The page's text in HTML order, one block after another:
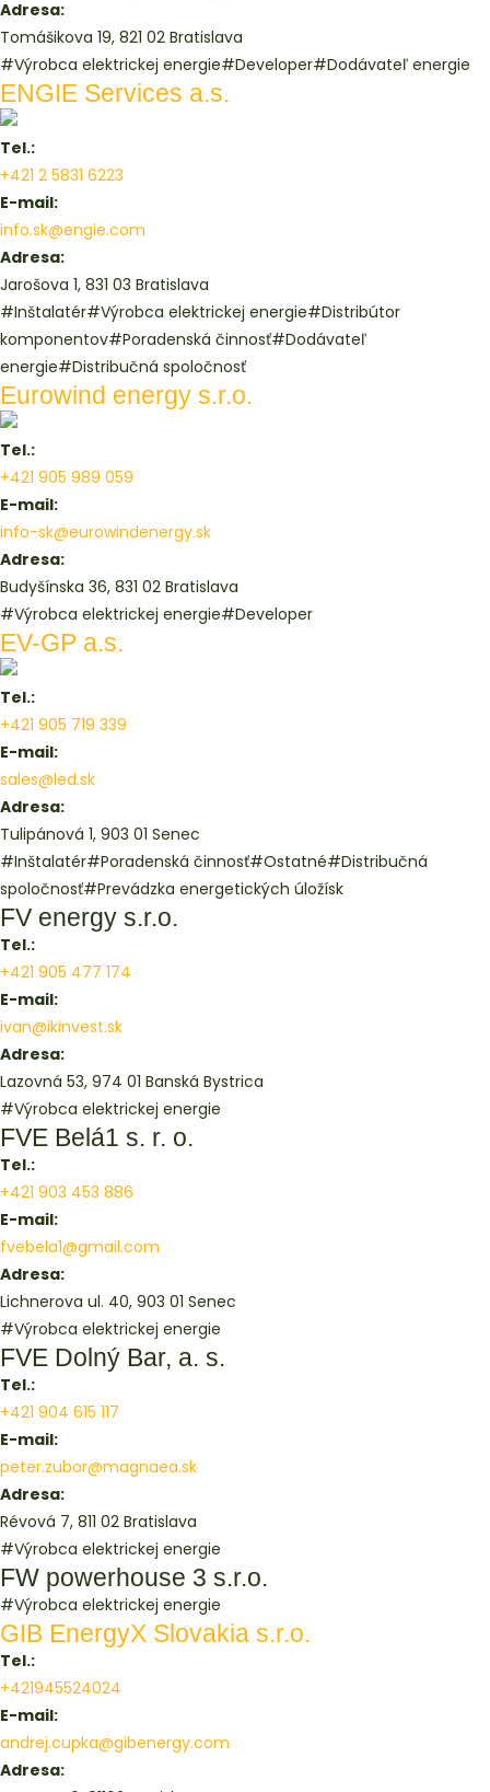
Adresa:
Tomášikova 19, 821 02 Bratislava
#Výrobca elektrickej energie#Developer#Dodávateľ energie
ENGIE Services a.s.
Tel.:
+421 2 5831 6223
E-mail:
info.sk@engie.com
Adresa:
Jarošova 1, 831 03 Bratislava
#Inštalatér#Výrobca elektrickej energie#Distribútor
komponentov#Poradenská činnosť#Dodávateľ
energie#Distribučná spoločnosť
Eurowind energy s.r.o.
Tel.:
+421 905 989 059
E-mail:
info-sk@eurowindenergy.sk
Adresa:
Budyšínska 36, 831 02 Bratislava
#Výrobca elektrickej energie#Developer
EV-GP a.s.
Tel.:
+421 905 719 339
E-mail:
sales@led.sk
Adresa:
Tulipánová 1, 903 01 Senec
#Inštalatér#Poradenská činnosť#Ostatné#Distribučná
spoločnosť#Prevádzka energetických úložísk
FV energy s.r.o.
Tel.:
+421 905 477 174
E-mail:
ivan@ikinvest.sk
Adresa:
Lazovná 53, 974 01 Banská Bystrica
#Výrobca elektrickej energie
FVE Belá1 s. r. o.
Tel.:
+421 903 453 886
E-mail:
fvebela1@gmail.com
Adresa:
Lichnerova ul. 40, 903 01 Senec
#Výrobca elektrickej energie
FVE Dolný Bar, a. s.
Tel.:
+421 904 615 117
E-mail:
peter.zubor@magnaea.sk
Adresa:
Révová 7, 811 02 Bratislava
#Výrobca elektrickej energie
FW powerhouse 3 s.r.o.
#Výrobca elektrickej energie
GIB EnergyX Slovakia s.r.o.
Tel.:
+421945524024
E-mail:
andrej.cupka@gibenergy.com
Adresa: